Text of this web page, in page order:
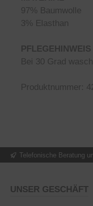
97% Baumwolle
3% Elasthan
PFLEGEHINWEIS
Bei 30 Grad
Produktnummer:
Telefonische Beratung
UNSER GESCHÄFT